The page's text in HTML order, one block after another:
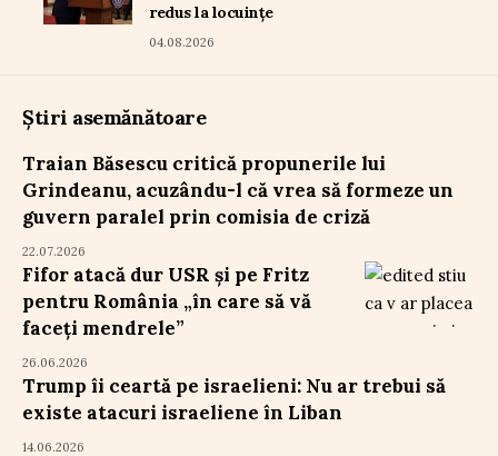
redus la locuințe
04.08.2026
Știri asemănătoare
Traian Băsescu critică propunerile lui
Grindeanu, acuzându-l că vrea să formeze un
guvern paralel prin comisia de criză
22.07.2026
Fifor atacă dur USR și pe Fritz
pentru România „în care să vă
faceți mendrele”
26.06.2026
Trump îi ceartă pe israelieni: Nu ar trebui să
existe atacuri israeliene în Liban
14.06.2026